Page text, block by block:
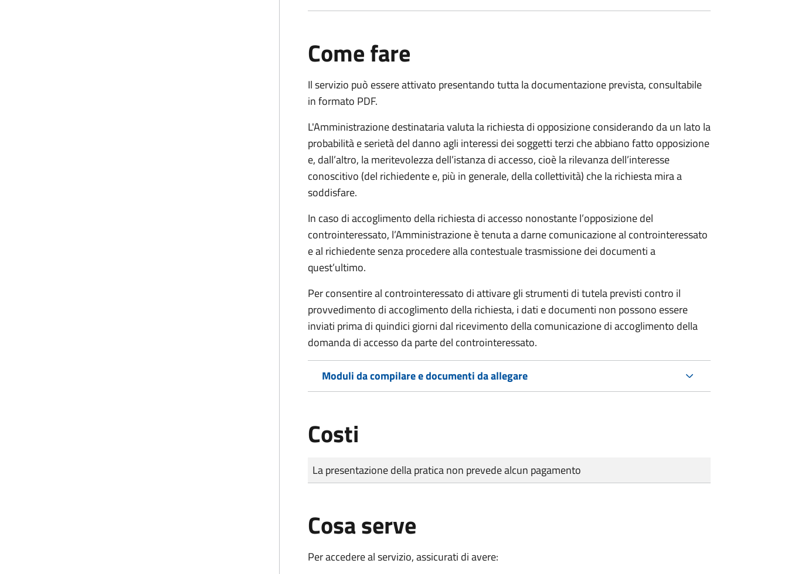
Come fare
Il servizio può essere attivato presentando tutta la documentazione prevista, consultabile
in formato PDF.
L'Amministrazione destinataria valuta la richiesta di opposizione considerando da un lato la
probabilità e serietà del danno agli interessi dei soggetti terzi che abbiano fatto opposizione
e, dall’altro, la meritevolezza dell’istanza di accesso, cioè la rilevanza dell’interesse
conoscitivo (del richiedente e, più in generale, della collettività) che la richiesta mira a
soddisfare.
In caso di accoglimento della richiesta di accesso nonostante l’opposizione del
controinteressato, l’Amministrazione è tenuta a darne comunicazione al controinteressato
e al richiedente senza procedere alla contestuale trasmissione dei documenti a
quest’ultimo.
Per consentire al controinteressato di attivare gli strumenti di tutela previsti contro il
provvedimento di accoglimento della richiesta, i dati e documenti non possono essere
inviati prima di quindici giorni dal ricevimento della comunicazione di accoglimento della
domanda di accesso da parte del controinteressato.
Moduli da compilare e documenti da allegare
Costi
Tipo di pagamento
Importo
La presentazione della pratica non prevede alcun pagamento
Cosa serve
Per accedere al servizio, assicurati di avere: